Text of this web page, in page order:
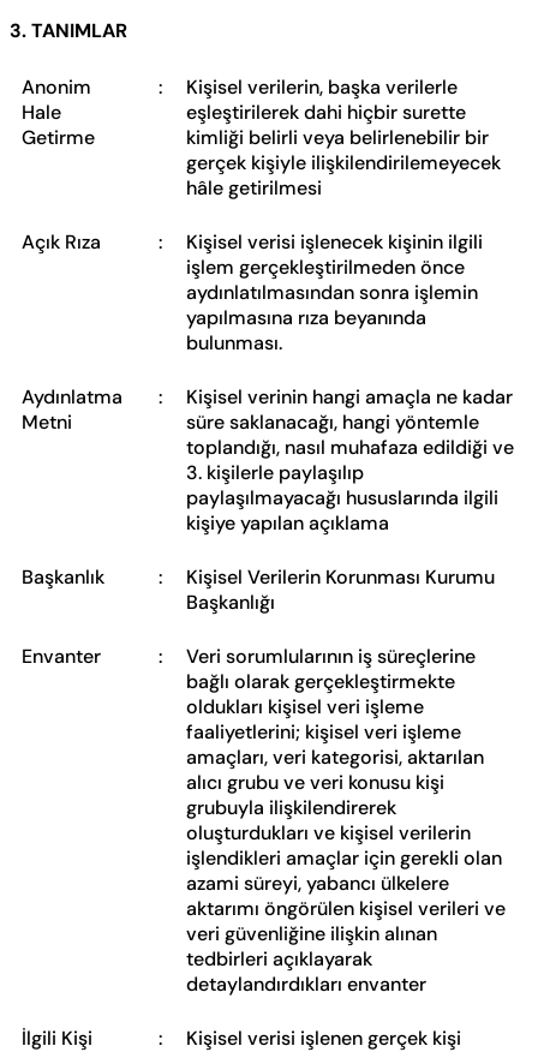
3. TANIMLAR
Anonim
Hale
Getirme
:
Kişisel verilerin, başka verilerle
eşleştirilerek dahi hiçbir surette
kimliği belirli veya belirlenebilir bir
gerçek kişiyle ilişkilendirilemeyecek
hâle getirilmesi
Açık Rıza :
Kişisel verisi işlenecek kişinin ilgili
işlem gerçekleştirilmeden önce
aydınlatılmasından sonra işlemin
yapılmasına rıza beyanında
bulunması.
Aydınlatma
Metni
:
Kişisel verinin hangi amaçla ne kadar
süre saklanacağı, hangi yöntemle
toplandığı, nasıl muhafaza edildiği ve
3. kişilerle paylaşılıp
paylaşılmayacağı hususlarında ilgili
kişiye yapılan açıklama
Başkanlık :
Kişisel Verilerin Korunması Kurumu
Başkanlığı
Envanter :
Veri sorumlularının iş süreçlerine
bağlı olarak gerçekleştirmekte
oldukları kişisel veri işleme
faaliyetlerini; kişisel veri işleme
amaçları, veri kategorisi, aktarılan
alıcı grubu ve veri konusu kişi
grubuyla ilişkilendirerek
oluşturdukları ve kişisel verilerin
işlendikleri amaçlar için gerekli olan
azami süreyi, yabancı ülkelere
aktarımı öngörülen kişisel verileri ve
veri güvenliğine ilişkin alınan
tedbirleri açıklayarak
detaylandırdıkları envanter
İlgili Kişi : Kişisel verisi işlenen gerçek kişi